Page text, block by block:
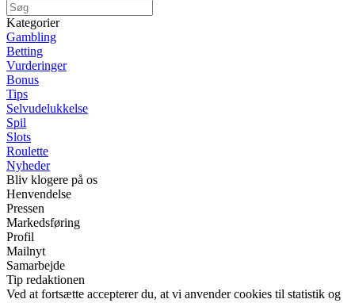
Kategorier
Gambling
Betting
Vurderinger
Bonus
Tips
Selvudelukkelse
Spil
Slots
Roulette
Nyheder
Bliv klogere på os
Henvendelse
Pressen
Markedsføring
Profil
Mailnyt
Samarbejde
Tip redaktionen
Ved at fortsætte accepterer du, at vi anvender cookies til statistik og